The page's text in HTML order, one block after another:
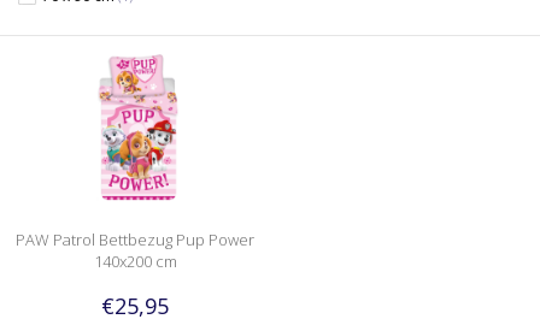
PAW Patrol Bettbezug Pup Power
140x200 cm
€25,95